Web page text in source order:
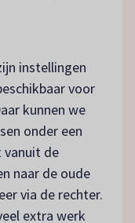
instellingen
voor
kunnen we
onder een
vanuit de
naar de oude
via de rechter.
extra werk